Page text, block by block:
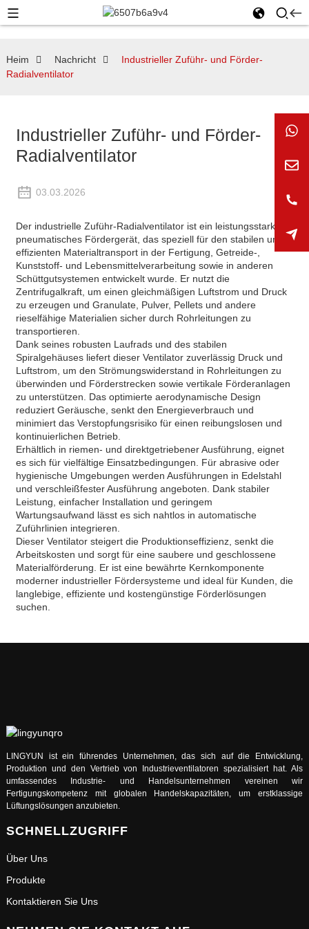
Heim Nachricht
Industrieller Zuführ- und Förder-
Radialventilator
Industrieller Zuführ- und Förder-
Radialventilator
03.03.2026
Der industrielle Zuführ-Radialventilator ist ein leistungsstarkes
pneumatisches Fördergerät, das speziell für den stabilen und
effizienten Materialtransport in der Fertigung, Getreide-,
Kunststoff- und Lebensmittelverarbeitung sowie in anderen
Schüttgutsystemen entwickelt wurde. Er nutzt die
Zentrifugalkraft, um einen gleichmäßigen Luftstrom und Druck
zu erzeugen und Granulate, Pulver, Pellets und andere
rieselfähige Materialien sicher durch Rohrleitungen zu
transportieren.
Dank seines robusten Laufrads und des stabilen
Spiralgehäuses liefert dieser Ventilator zuverlässig Druck und
Luftstrom, um den Strömungswiderstand in Rohrleitungen zu
überwinden und Förderstrecken sowie vertikale Förderanlagen
zu unterstützen. Das optimierte aerodynamische Design
reduziert Geräusche, senkt den Energieverbrauch und
minimiert das Verstopfungsrisiko für einen reibungslosen und
kontinuierlichen Betrieb.
Erhältlich in riemen- und direktgetriebener Ausführung, eignet
es sich für vielfältige Einsatzbedingungen. Für abrasive oder
hygienische Umgebungen werden Ausführungen in Edelstahl
und verschleißfester Ausführung angeboten. Dank stabiler
Leistung, einfacher Installation und geringem
Wartungsaufwand lässt es sich nahtlos in automatische
Zuführlinien integrieren.
Dieser Ventilator steigert die Produktionseffizienz, senkt die
Arbeitskosten und sorgt für eine saubere und geschlossene
Materialförderung. Er ist eine bewährte Kernkomponente
moderner industrieller Fördersysteme und ideal für Kunden, die
langlebige, effiziente und kostengünstige Förderlösungen
suchen.
LINGYUN ist ein führendes Unternehmen, das sich auf die Entwicklung,
Produktion und den Vertrieb von Industrieventilatoren spezialisiert hat. Als
umfassendes Industrie- und Handelsunternehmen vereinen wir
Fertigungskompetenz mit globalen Handelskapazitäten, um erstklassige
Lüftungslösungen anzubieten.
SCHNELLZUGRIFF
Über Uns
Produkte
Kontaktieren Sie Uns